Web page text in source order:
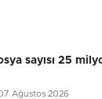
sayısı 25
Ağustos 2026